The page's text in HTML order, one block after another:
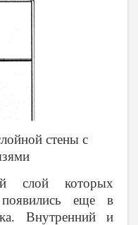
стены с
слой которых
еще в
Внутренний и